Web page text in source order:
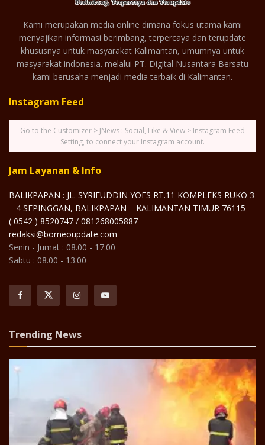
Kami merupakan media online dimana fokus utama kami
menyajikan informasi berimbang, terpercaya dan terupdate
khususnya untuk masyarakat Kalimantan, umumnya untuk
masyarakat indonesia. melalui PT. Digital Nusantara Bersatu
kami berusaha menjadi media terbaik di Kalimantan.
Instagram Feed
Go to the Customizer > JNews : Social, Like & View > Instagram Feed
Setting, to connect your Instagram account.
Jam Layanan & Info
BALIKPAPAN : JL. SYRIFUDDIN YOES RT.11 KOMPLEKS RUKO 3
– 4 SEPINGGAN, BALIKPAPAN – KALIMANTAN TIMUR 76115
( 0542 ) 8520747 / 081268005887
redaksi@borneoupdate.com
Senin - Jumat : 08.00 - 17.00
Sabtu : 08.00 - 13.00
Trending News